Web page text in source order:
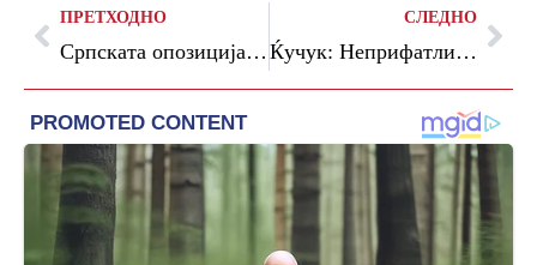
ПРЕТХОДНО
Српската опозиција за 8 мај закажа протестен собир под мотото „Србија против насилството“
СЛЕДНО
Ќучук: Неприфатливо е да не се дозволи влез на европратеникот Андреј Ковачев во Македонија